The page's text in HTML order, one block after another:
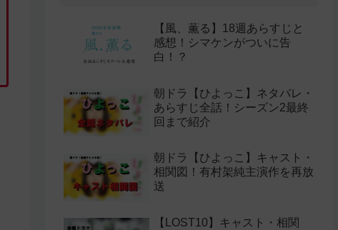
【風、薫る】18週あらすじと
感想！シマケンがついに告
白！？
朝ドラ【ひよっこ】ネタバレ・
あらすじ全話！シーズン2最終
回まで紹介
朝ドラ【ひよっこ】キャスト・
相関図！有村架純主演作を再放
送
【LOST10】キャスト・相関